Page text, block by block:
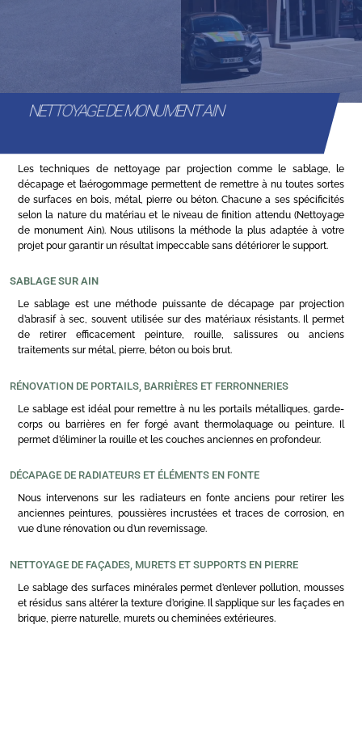
NETTOYAGE DE MONUMENT AIN
Les techniques de nettoyage par projection comme le sablage, le
décapage et l’aérogommage permettent de remettre à nu toutes sortes
de surfaces en bois, métal, pierre ou béton. Chacune a ses spécificités
selon la nature du matériau et le niveau de finition attendu (Nettoyage
de monument Ain). Nous utilisons la méthode la plus adaptée à votre
projet pour garantir un résultat impeccable sans détériorer le support.
SABLAGE SUR AIN
Le sablage est une méthode puissante de décapage par projection
d’abrasif à sec, souvent utilisée sur des matériaux résistants. Il permet
de retirer efficacement peinture, rouille, salissures ou anciens
traitements sur métal, pierre, béton ou bois brut.
RÉNOVATION DE PORTAILS, BARRIÈRES ET FERRONNERIES
Le sablage est idéal pour remettre à nu les portails métalliques, garde-
corps ou barrières en fer forgé avant thermolaquage ou peinture. Il
permet d’éliminer la rouille et les couches anciennes en profondeur.
DÉCAPAGE DE RADIATEURS ET ÉLÉMENTS EN FONTE
Nous intervenons sur les radiateurs en fonte anciens pour retirer les
anciennes peintures, poussières incrustées et traces de corrosion, en
vue d’une rénovation ou d’un revernissage.
NETTOYAGE DE FAÇADES, MURETS ET SUPPORTS EN PIERRE
Le sablage des surfaces minérales permet d’enlever pollution, mousses
et résidus sans altérer la texture d’origine. Il s’applique sur les façades en
brique, pierre naturelle, murets ou cheminées extérieures.